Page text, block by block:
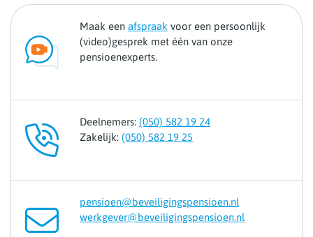
Maak een afspraak voor een persoonlijk
(video)gesprek met één van onze
pensioenexperts.
Deelnemers: (050) 582 19 24
Zakelijk: (050) 582 19 25
pensioen@beveiligingspensioen.nl
werkgever@beveiligingspensioen.nl